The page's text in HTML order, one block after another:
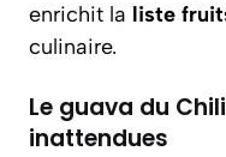
enrichit la liste
culinaire.
Le guava du
inattendues